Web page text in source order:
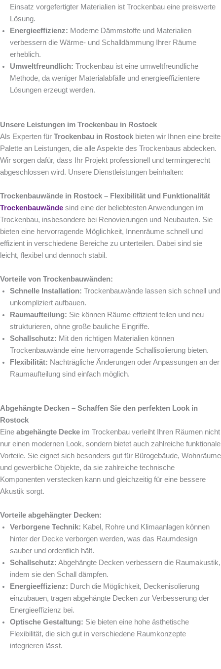
Einsatz vorgefertigter Materialien ist Trockenbau eine preiswerte
Lösung.
Energieeffizienz: Moderne Dämmstoffe und Materialien
verbessern die Wärme- und Schalldämmung Ihrer Räume
erheblich.
Umweltfreundlich: Trockenbau ist eine umweltfreundliche
Methode, da weniger Materialabfälle und energieeffizientere
Lösungen erzeugt werden.
Unsere Leistungen im Trockenbau in Rostock
Als Experten für Trockenbau in Rostock bieten wir Ihnen eine breite
Palette an Leistungen, die alle Aspekte des Trockenbaus abdecken.
Wir sorgen dafür, dass Ihr Projekt professionell und termingerecht
abgeschlossen wird. Unsere Dienstleistungen beinhalten:
Trockenbauwände in Rostock – Flexibilität und Funktionalität
Trockenbauwände sind eine der beliebtesten Anwendungen im
Trockenbau, insbesondere bei Renovierungen und Neubauten. Sie
bieten eine hervorragende Möglichkeit, Innenräume schnell und
effizient in verschiedene Bereiche zu unterteilen. Dabei sind sie
leicht, flexibel und dennoch stabil.
Vorteile von Trockenbauwänden:
Schnelle Installation: Trockenbauwände lassen sich schnell und
unkompliziert aufbauen.
Raumaufteilung: Sie können Räume effizient teilen und neu
strukturieren, ohne große bauliche Eingriffe.
Schallschutz: Mit den richtigen Materialien können
Trockenbauwände eine hervorragende Schallisolierung bieten.
Flexibilität: Nachträgliche Änderungen oder Anpassungen an der
Raumaufteilung sind einfach möglich.
Abgehängte Decken – Schaffen Sie den perfekten Look in
Rostock
Eine abgehängte Decke im Trockenbau verleiht Ihren Räumen nicht
nur einen modernen Look, sondern bietet auch zahlreiche funktionale
Vorteile. Sie eignet sich besonders gut für Bürogebäude, Wohnräume
und gewerbliche Objekte, da sie zahlreiche technische
Komponenten verstecken kann und gleichzeitig für eine bessere
Akustik sorgt.
Vorteile abgehängter Decken:
Verborgene Technik: Kabel, Rohre und Klimaanlagen können
hinter der Decke verborgen werden, was das Raumdesign
sauber und ordentlich hält.
Schallschutz: Abgehängte Decken verbessern die Raumakustik,
indem sie den Schall dämpfen.
Energieeffizienz: Durch die Möglichkeit, Deckenisolierung
einzubauen, tragen abgehängte Decken zur Verbesserung der
Energieeffizienz bei.
Optische Gestaltung: Sie bieten eine hohe ästhetische
Flexibilität, die sich gut in verschiedene Raumkonzepte
integrieren lässt.